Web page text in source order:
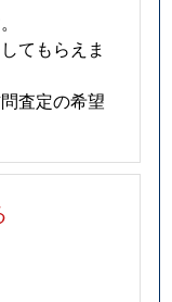
てもらえま
査定の希望